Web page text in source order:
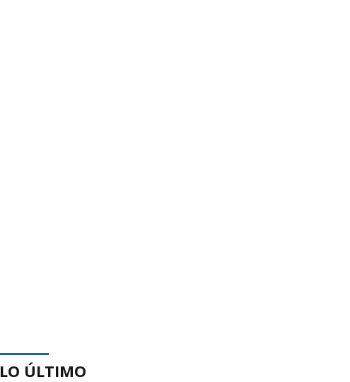
LO ÚLTIMO